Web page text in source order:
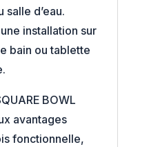
d’eau.
installation sur
bain ou tablette
BOWL
avantages
fonctionnelle,